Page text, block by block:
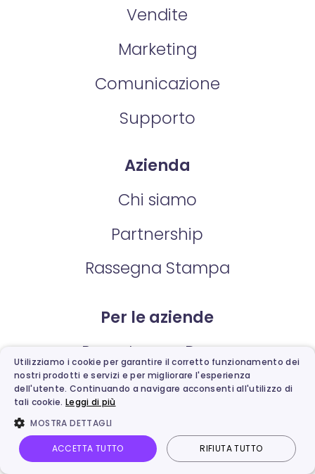
Vendite
Marketing
Comunicazione
Supporto
Azienda
Chi siamo
Partnership
Rassegna Stampa
Per le aziende
Prenota una Demo
Supporto
Guida per l'utente
Utilizziamo i cookie per garantire il corretto funzionamento dei
nostri prodotti e servizi e per migliorare l'esperienza
dell'utente. Continuando a navigare acconsenti all'utilizzo di
tali cookie. Leggi di più
MOSTRA DETTAGLI
ACCETTA TUTTO RIFIUTA TUTTO